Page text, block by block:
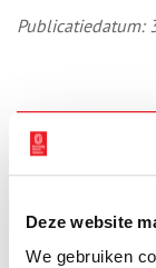
Deze website
We gebruiken
Publicatiedatum:
Ontvang
laatste
wekelijkse